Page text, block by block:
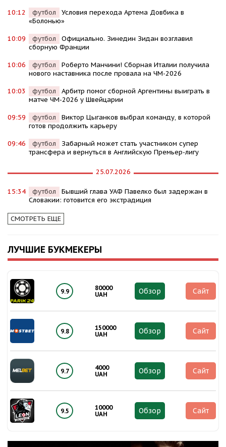
10:12 футбол
Условия перехода Артема Довбика в
«Болонью»
10:09 футбол
Официально. Зинедин Зидан возглавил
сборную Франции
10:06 футбол
Роберто Манчини! Сборная Италии получила
нового наставника после провала на ЧМ-2026
10:03 футбол
Арбитр помог сборной Аргентины выиграть в
матче ЧМ-2026 у Швейцарии
09:59 футбол
Виктор Цыганков выбрал команду, в которой
готов продолжить карьеру
09:46 футбол
Забарный может стать участником супер
трансфера и вернуться в Английскую Премьер-лигу
25.07.2026
15:34 футбол
Бывший глава УАФ Павелко был задержан в
Словакии: готовится его экстрадиция
СМОТРЕТЬ ЕЩЕ
ЛУЧШИЕ БУКМЕКЕРЫ
9.9
80000
UAH
Обзор Сайт
9.8
150000
UAH
Обзор Сайт
9.7
4000
UAH
Обзор Сайт
9.5
10000
UAH
Обзор Сайт